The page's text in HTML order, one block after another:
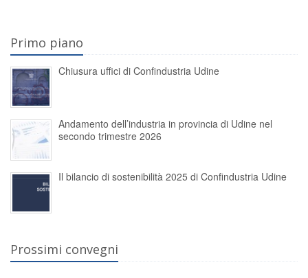
Primo piano
Chiusura uffici di Confindustria Udine
Andamento dell’industria in provincia di Udine nel
secondo trimestre 2026
Il bilancio di sostenibilità 2025 di Confindustria Udine
Prossimi convegni